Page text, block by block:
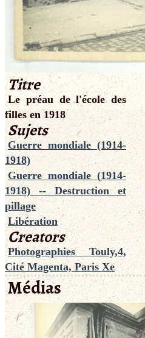
Titre
Le préau de l'école des
filles en 1918
Sujets
Guerre mondiale (1914-
1918)
Guerre mondiale (1914-
1918) -- Destruction et
pillage
Libération
Creators
Photographies Touly,4,
Cité Magenta, Paris Xe
Médias